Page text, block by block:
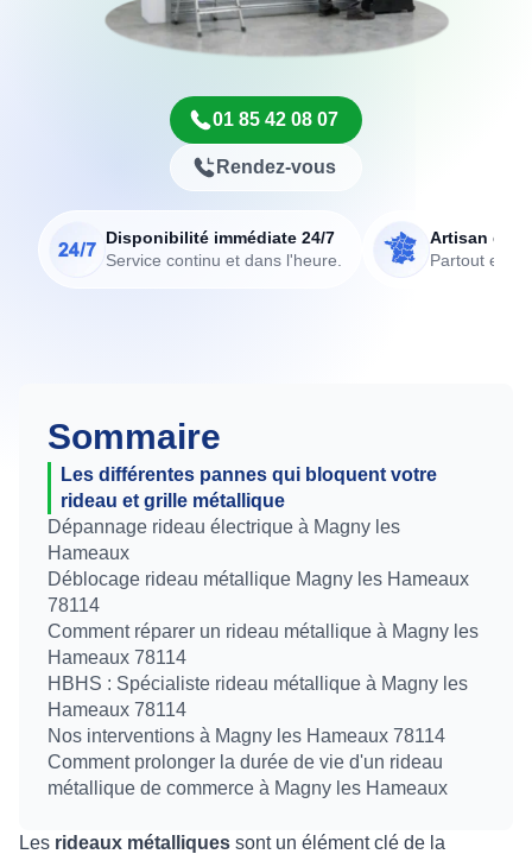
01 85 42 08 07
Rendez-vous
Disponibilité immédiate 24/7
Service continu et dans l'heure.
Artisan de
Partout en
Sommaire
Les différentes pannes qui bloquent votre
rideau et grille métallique
Dépannage rideau électrique à Magny les
Hameaux
Déblocage rideau métallique Magny les Hameaux
78114
Comment réparer un rideau métallique à Magny les
Hameaux 78114
HBHS : Spécialiste rideau métallique à Magny les
Hameaux 78114
Nos interventions à Magny les Hameaux 78114
Comment prolonger la durée de vie d'un rideau
métallique de commerce à Magny les Hameaux
Les rideaux métalliques sont un élément clé de la